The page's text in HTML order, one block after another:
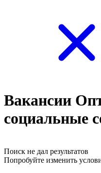
Вакансии
социальные
Поиск не дал результатов
Попробуйте изменить